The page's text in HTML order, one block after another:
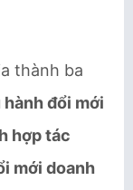
thành ba
đổi mới
hợp tác
mới doanh